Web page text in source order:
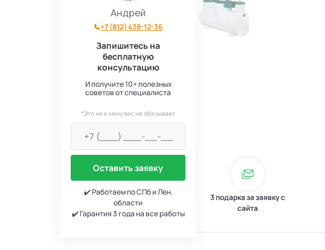
Андрей
+7 (812) 438-12-36
Запишитесь на
бесплатную
консультацию
И получите 10+ полезных
советов от специалиста
*Это ни к чему вас не обязывает
Оставить заявку
✔️ Работаем по СПб и Лен.
области
✔️ Гарантия 3 года на все работы
3 подарка за заявку с
сайта